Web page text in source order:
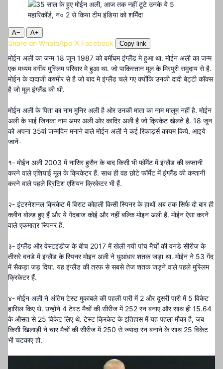
A− A+
Share on WhatsApp X Facebook Copy link
मोईन अली का जन्म 18 जून 1987 को बर्मीघम इंग्लैंड मे हुआ था. मोईन अली का जन्म
एक मध्यम वर्गीय मुस्लिम परिवार मे हुआ था. जो पाकिस्तान मूल के मिरपुरी समुदाय से है.
मोईन के दादाजी कश्मीर से है जो बाद मे इंग्लैंड चले गए क्योंकि उनकी दादी बेट्टी कॉक्स
है जो मूल इंग्लैंड की थी.
मोईन अली के पिता का नाम मुनिर अली है ओर उनकी माता का नाम मालूम नहीं है. मोईन
अली के भाई जिनका नाम अमर अली ओर कादिर अली है जो क्रिकेट खेलते है. 18 जून
को अपना 35वां जन्मदिन मनाने वाले मोईन अली ने कई रिकार्ड्स कायम किये. आइये
जानें-
१- मोईन अली 2003 में नासिर हुसैन के बाद किसी भी फॉर्मेट में इंग्लैंड की कप्तानी
करने वाले एशियाई मूल के क्रिकेटर हैं. साथ ही वह छोटे फॉर्मेट में इंग्लैंड की कप्तानी
करने वाले पहले ब्रिटिश एशियन क्रिकेटर भी हैं.
२- इंटरनेशनल क्रिकेट में विराट कोहली किसी स्पिनर के हाथों अब तक सिर्फ दो बार ही
क्लीन बोल्ड हुए हैं और ये गेंदबाज कोई और नहीं बल्कि मोइन अली हैं. मोईन ऐसा करने
वाले एकमात्र स्पिनर हैं.
३- इंग्लैंड और वेस्टइंडीज के बीच 2017 में खेली गयी पांच मैचों की वनडे सीरीज के
तीसरे वनडे में इंग्लैंड के स्पिनर मोइन अली ने धुआंधार शतक जड़ा था. मोईन ने 53 गेंद
में सैकड़ा जड़ दिया. यह इंग्लैंड की तरफ से सबसे तेज शतक जड़ने वाले पहले मुस्लिम
क्रिकेटर हैं.
४- मोईन अली ने अंतिम टेस्ट मुकाबले की पहली पारी में 2 और दूसरी पारी में 5 विकेट
हासिल किए थे. उन्होंने 4 टेस्ट मैचों की सीरीज में 252 रन बनाए और साथ ही 15.64
के औसत से 25 विकेट लिए थे. टेस्ट क्रिकेट के इतिहास में यह पहला मौका है, जब
किसी खिलाड़ी ने चार मैचों की सीरीज में 250 से ज्यादा रन बनाने के साथ 25 विकेट
भी चटकाए हो.